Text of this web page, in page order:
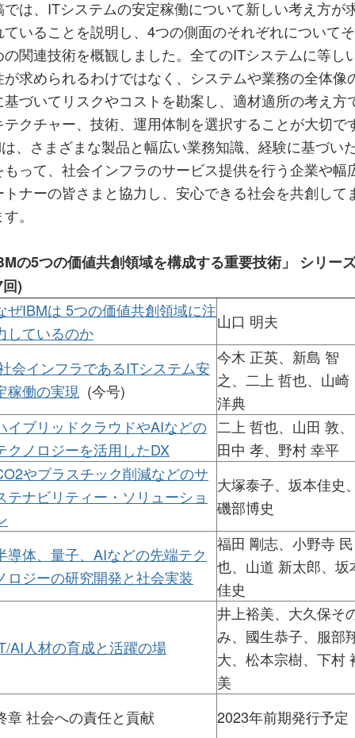
では、ITシステムの安定稼働について新しい考え方が
ていることを説明し、4つの側面のそれぞれについて
の関連技術を概観しました。全てのITシステムに等し
が求められるわけではなく、システムや業務の全体像
基づいてリスクやコストを勘案し、適材適所の考え方
テクチャー、技術、運用体制を選択することが大切で
、さまざまな製品と幅広い業務知識、経験に基づい
もって、社会インフラのサービス提供を行う企業や幅
トナーの皆さまと協力し、安心できる社会を共創して
。
の5つの価値共創領域を構成する重要技術」 シリー
)
ぜIBMは 5つの価値共創領域に注
しているのか
山口 明夫
会インフラであるITシステム安
稼働の実現 (今号)
今木 正英、新島 智
之、二上 哲也、山崎
洋典
イブリッドクラウドやAIなどの
クノロジーを活用したDX
二上 哲也、山田 敦、
田中 孝、野村 幸平
やプラスチック削減などのサ
テナビリティー・ソリューショ
大塚泰子、坂本佳史
磯部博史
導体、量子、AIなどの先端テク
ロジーの研究開発と社会実装
福田 剛志、小野寺 民
也、山道 新太郎、坂
佳史
AI人材の育成と活躍の場
井上裕美、大久保そ
み、國生恭子、服部
大、松本宗樹、下村
美
章 社会への責任と貢献
2023年前期発行予定